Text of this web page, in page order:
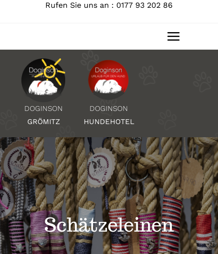
Rufen Sie uns an : 0177 93 202 86
Toggle
Home
Über Uns
Kontakt
DOGINSON
GRÖMITZ
DOGINSON
HUNDEHOTEL
Schätzeleinen